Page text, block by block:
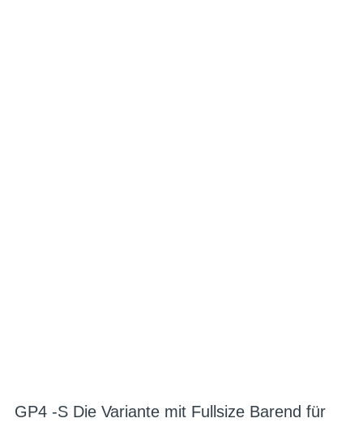
GP4 -S Die Variante mit Fullsize Barend für